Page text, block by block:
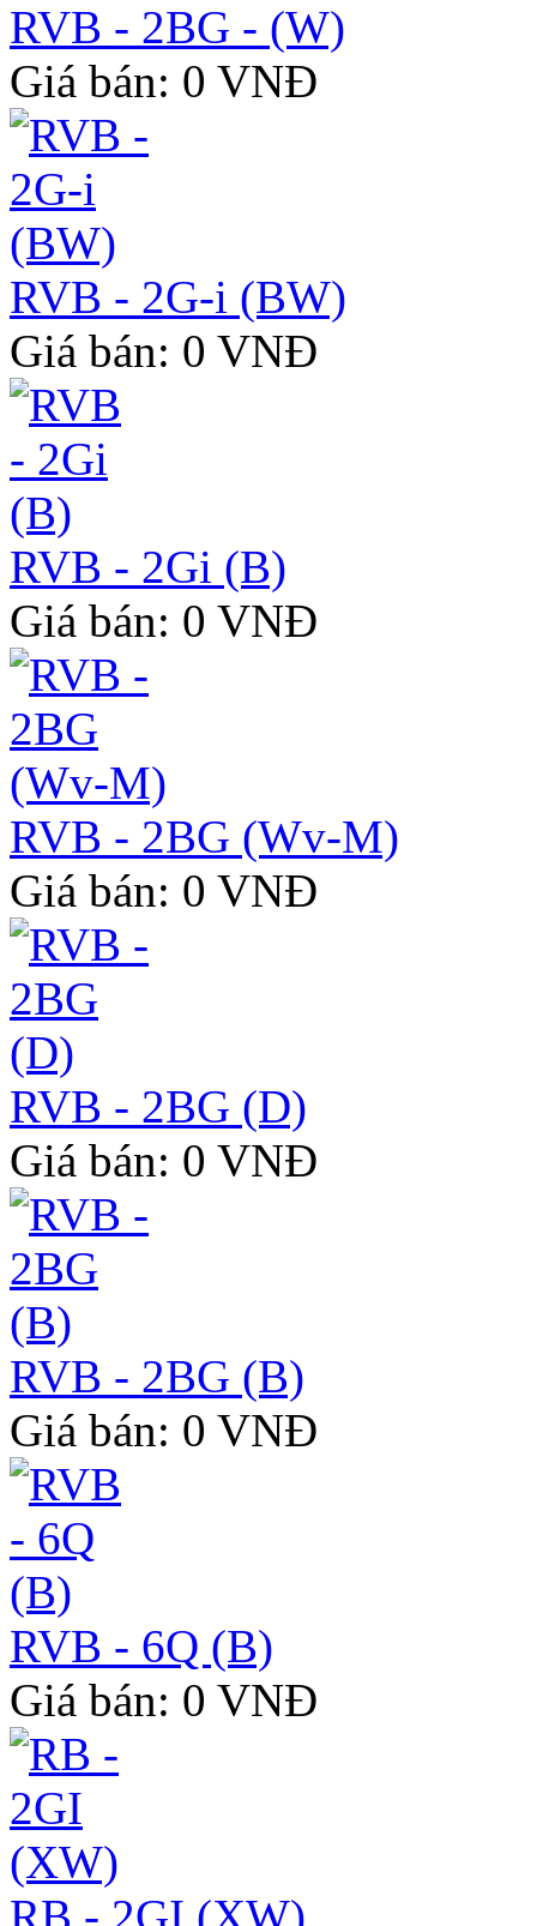
RVB - 2BG - (W)
Giá bán: 0 VNĐ
RVB - 2G-i (BW)
Giá bán: 0 VNĐ
RVB - 2Gi (B)
Giá bán: 0 VNĐ
RVB - 2BG (Wv-M)
Giá bán: 0 VNĐ
RVB - 2BG (D)
Giá bán: 0 VNĐ
RVB - 2BG (B)
Giá bán: 0 VNĐ
RVB - 6Q (B)
Giá bán: 0 VNĐ